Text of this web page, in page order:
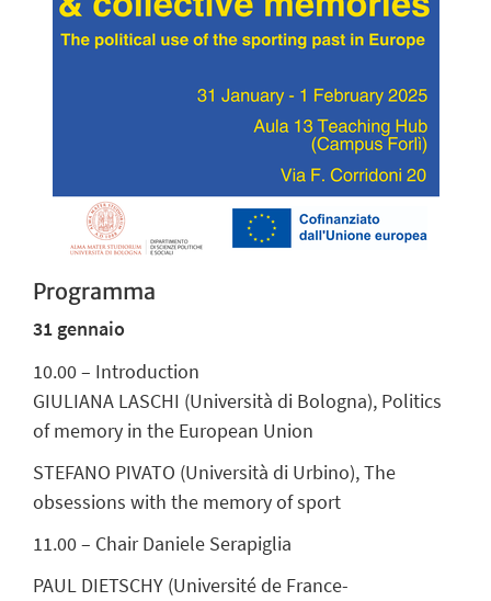
Programma
31 gennaio
10.00 – Introduction
GIULIANA LASCHI (Università di Bologna), Politics
of memory in the European Union
STEFANO PIVATO (Università di Urbino),The
obsessions with the memory of sport
11.00 – ChairDaniele Serapiglia
PAUL DIETSCHY (Université de France-